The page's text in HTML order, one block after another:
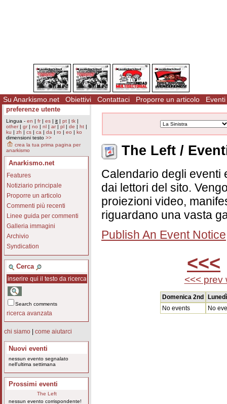
Su Anarkismo.net Obiettivi Contattaci Proporre un articolo Eventi
preferenze utente
Lingua - en | fr| es | it | pt | tk |
other| gr| no | nl | ar| pl | de | ht |
ku | zh | cs | ca | da | ro | eo | ko
dimensioni testo >>
crea la tua prima pagina per
anarkismo
Anarkismo.net
Features
Notiziario principale
Proporre un articolo
Commenti più recenti
Linee guida per commenti
Galleria immagini
Archivio
Syndication
Cerca
Search comments
ricerca avanzata
chi siamo come aiutarci
Nuovi eventi
nessun evento segnalato
nell'ultima settimana
Prossimi eventi
The Left
nessun evento corrispondente!
The Left /
Calendario degli eventi
dai lettori del sito.
proiezioni video,
riguardano una vasta
Publish An Event Notice
<<<
<<< prev
Domenica 2nd
No events
No